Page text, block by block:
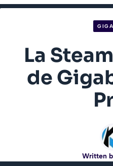
La
de
Written